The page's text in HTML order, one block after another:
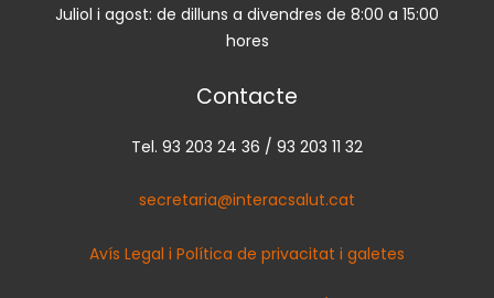
Juliol i agost: de dilluns a divendres de 8:00 a 15:00
hores
Contacte
Tel. 93 203 24 36 / 93 203 11 32
secretaria@interacsalut.cat
Avís Legal i Política de privacitat i galetes